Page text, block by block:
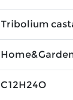
Tribolium
C12H24O